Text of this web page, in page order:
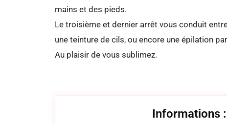
mains et des pieds.
Le troisième et dernier arrêt vous conduit
une teinture de cils, ou encore une épilation
Au plaisir de vous sublimez.
Informations :